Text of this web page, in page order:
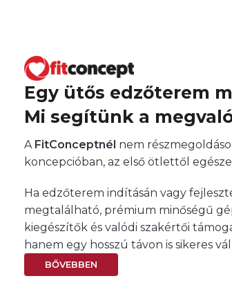
Egy ütős edzőterem
Mi segítünk a
A FitConceptnél nem
koncepcióban, az első ötlettől
Ha edzőterem indításán vagy
megtalálható, prémium minőségű
kiegészítők és valódi szakértői
hanem egy hosszú távon is sikeres
BŐVEBBEN